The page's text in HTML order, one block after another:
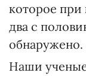
которое при
два с
обнаружено.
Наши